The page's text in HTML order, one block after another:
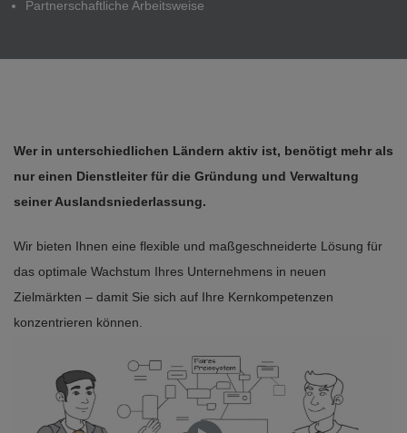
Partnerschaftliche Arbeitsweise
Wer in unterschiedlichen Ländern aktiv ist, benötigt mehr als
nur einen Dienstleiter für die Gründung und Verwaltung
seiner Auslandsniederlassung.
Wir bieten Ihnen eine flexible und maßgeschneiderte Lösung für
das optimale Wachstum Ihres Unternehmens in neuen
Zielmärkten – damit Sie sich auf Ihre Kernkompetenzen
konzentrieren können.